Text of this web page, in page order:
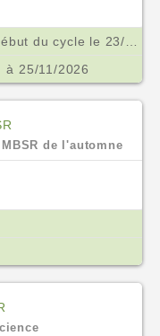
à 25/11/2026
de l'automne